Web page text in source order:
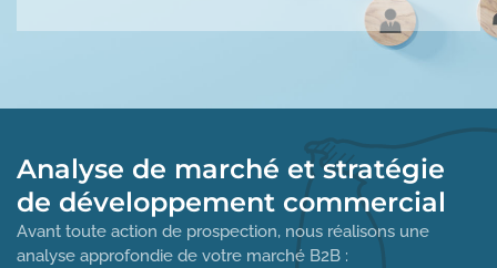
Analyse de marché et stratégie
de développement commercial
Avant toute action de prospection, nous réalisons une
analyse approfondie de votre marché B2B :